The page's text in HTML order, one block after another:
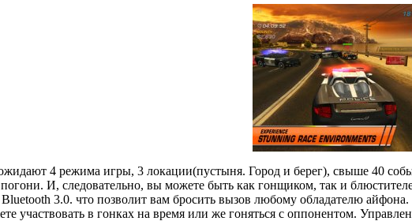
4 режима игры, 3 локации(пустыня. Город и берег), свыше 40
И, следовательно, вы можете быть как гонщиком, так и
3.0. что позволит вам бросить вызов любому обладателю
участвовать в гонках на время или же гоняться с оппонентом.